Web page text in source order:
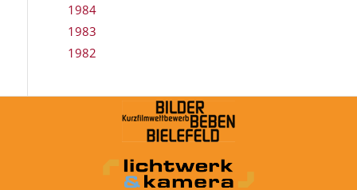
1984
1983
1982